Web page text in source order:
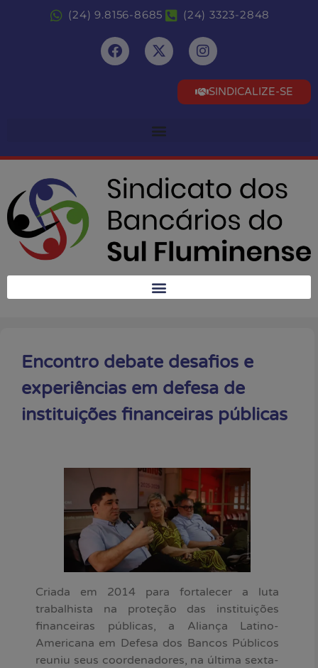
(24) 9.8156-8685 (24) 3323-2848
SINDICALIZE-SE
Encontro debate desafios e
experiências em defesa de
instituições financeiras públicas
Criada em 2014 para fortalecer a luta
trabalhista na proteção das instituições
financeiras públicas, a Aliança Latino-
Americana em Defesa dos Bancos Públicos
reuniu seus coordenadores, na última sexta-